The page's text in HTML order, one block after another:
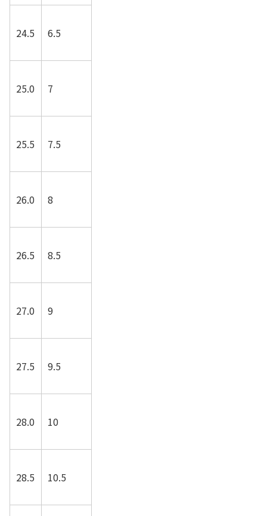
24.5 6.5
25.0 7
25.5 7.5
26.0 8
26.5 8.5
27.0 9
27.5 9.5
28.0 10
28.5 10.5